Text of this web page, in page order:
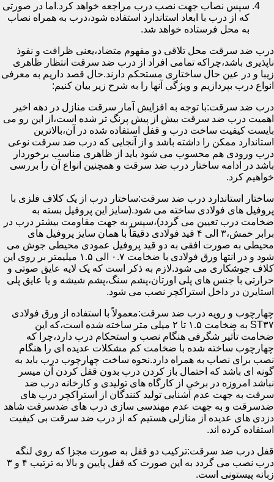
سپس نصاب جهت نصب درب مراجعه خواهد کرد.اما در صورتی
که از درب با ابعاد استاندارد استفاده شود،درب به همراه نصاب
به محل فرستاده خواهد شد.
درب ضد سرقت محل تلاقی دو مفهوم متضاد،یعنی ظرافت و نفوذ
ناپذیری باشد،چراکه تمامی افراد از درب ضد سرقت انتظار ظاهری
زیبا و در عین حال ساختاری مستحکم دارند.حال قصد داریم به معرفی
انواع درب بپردازیم و ویژگی آنها را به شرح زیر بیان کنیم:
درب ضد سرقت:با توجه به افزایش آمار سرقت منازل در دهه اخیر
اهمیت درب ضد سرقت بیش از پیش پرنگ تر شده است،از این رو می
بایست کیفیت ساخت درب و قفل استفاده شده در آن،بالاترین
استاندارد ممکن را داشته باشد و از آنجایی که درب ضد سرقت نوعی
درب ورودی هم محسوب می شود باید از ظاهری مناسب برخوردار
باشد در ادامه ساختار درب ضد سرقت و همچنین انواع آن را بررسی
خواهیم کرد.
ساختار استاندارد درب ضد سرقت:ساختار درب از یک کلاف فلزی با
پروفیل های فولادی ساخته می شود.(سایز این پروفیل بسته به
ضخامت درب تعیین می گردد)،سپس به جهت مقاومت بیشتر درب در
برابر خمش،۳ الی ۴ قید فولادی دقیقاً با همان سایز پروفیل های
محیطی به صورت افقی به دو قید پروفیل عمودی محیطی جوش می
شود و در انتها ورق فولادی با ضخامت ۰.۷ الی ۱.۵ میلیمتر بر روی این
کلاف جوشکاری می شود.لازم به ذکر است که یک لایه عایق صوتی و
حرارتی با جنس های پلی اورتان،پشم سنگ،پشم شیشه و یا عایق پلی
استایرن در داخل استراکچر نصب می شود.
چهارچوب و رویه درب ضد سرقت:معمولاً با استفاده از ورق فولادی
ST۳۷ به ضخامت ۱.۵ تا ۲ میلی متر ساخته شده است،که این
ضخامت تأثیر شگرفی هنگام نصب و استحکام درب دارد،چرا که
چهارچوب ساخته شده با ضخامت کم مشکلات عدیده ای را هنگام
نصب برای نصاب به همراه دارد.نحوه ساخت چهارچوب درب باید به
گونه ای باشد که احتمال باز کردن درب بدون قفل کردن آن میسر
نباشد امروزه در برخی از کارگاه های تولیدی و کارخانه درب ضد
سرقت به جهت عدم آشنایی تولید کنندگان از استراکچر درب های
ضدسرقت و به جهت عدم مهندسی سازی درب های ضدسرقت شاهد
دزدی های عدیده از منازلی هستیم که از درب ضد سرقت بی کیفیت
استفاده کرده اند.
قفل درب ضد سرقت:ترکیب دو قفل به صورت مجزا که روی لنگه
درب نصب می گردد به این صورت که قفل پایین و بالا به ترتیب ۴ و ۳
زبانه پیستونی است.